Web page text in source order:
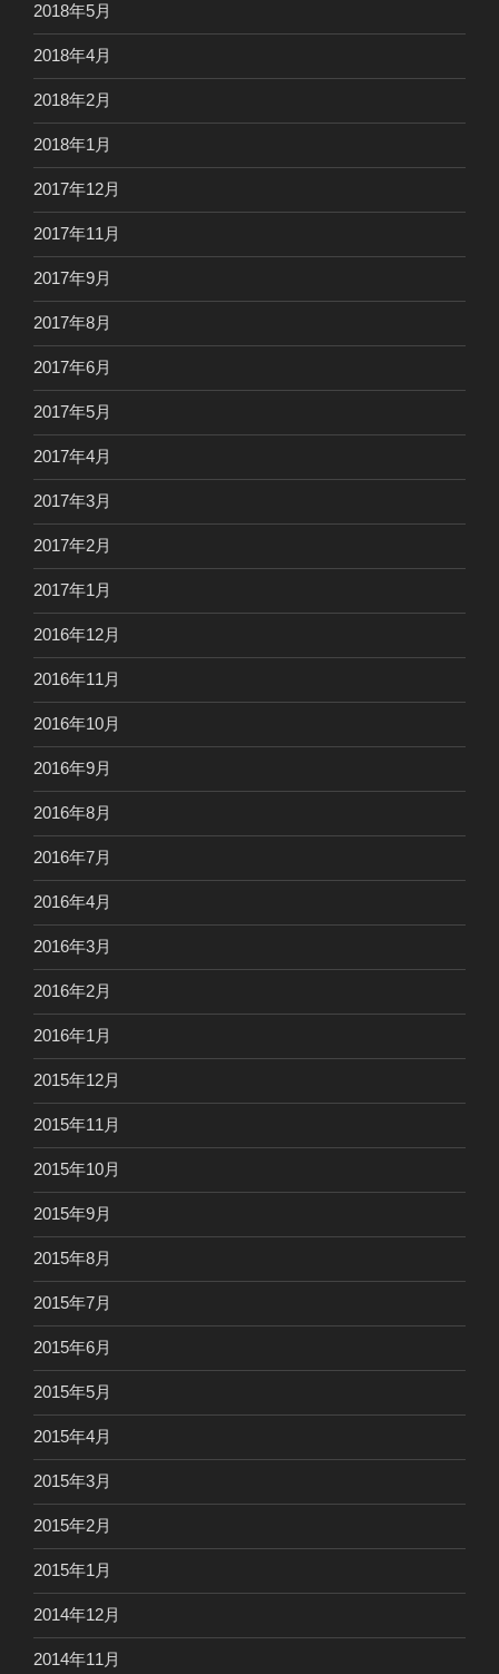
2018年5月
2018年4月
2018年2月
2018年1月
2017年12月
2017年11月
2017年9月
2017年8月
2017年6月
2017年5月
2017年4月
2017年3月
2017年2月
2017年1月
2016年12月
2016年11月
2016年10月
2016年9月
2016年8月
2016年7月
2016年4月
2016年3月
2016年2月
2016年1月
2015年12月
2015年11月
2015年10月
2015年9月
2015年8月
2015年7月
2015年6月
2015年5月
2015年4月
2015年3月
2015年2月
2015年1月
2014年12月
2014年11月